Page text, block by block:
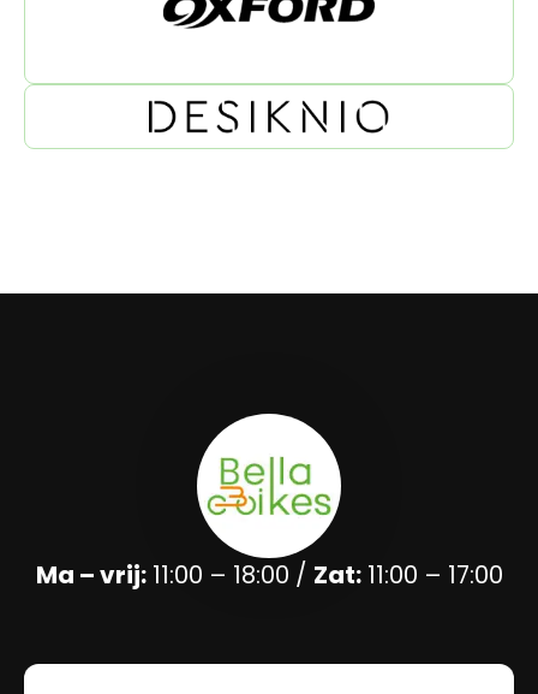
Ma – vrij:11:00 – 18:00 / Zat:11:00 – 17:00